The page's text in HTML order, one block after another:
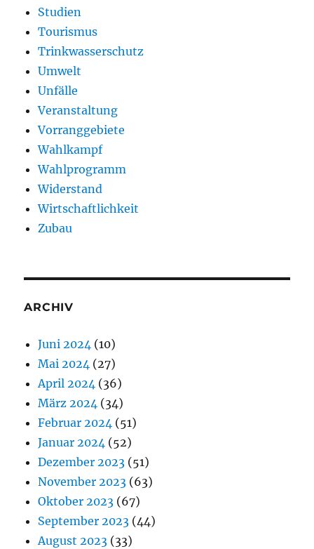
Studien
Tourismus
Trinkwasserschutz
Umwelt
Unfälle
Veranstaltung
Vorranggebiete
Wahlkampf
Wahlprogramm
Widerstand
Wirtschaftlichkeit
Zubau
ARCHIV
Juni 2024 (10)
Mai 2024 (27)
April 2024 (36)
März 2024 (34)
Februar 2024 (51)
Januar 2024 (52)
Dezember 2023 (51)
November 2023 (63)
Oktober 2023 (67)
September 2023 (44)
August 2023 (33)